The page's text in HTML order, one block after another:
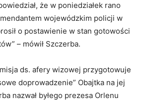
że w poniedziałek rano
wojewódzkim policji w
o postawienie w stan gotowości
– mówił Szczerba.
ds. afery wizowej przygotowuje
doprowadzenie” Obajtka na jej
nazwał byłego prezesa Orlenu